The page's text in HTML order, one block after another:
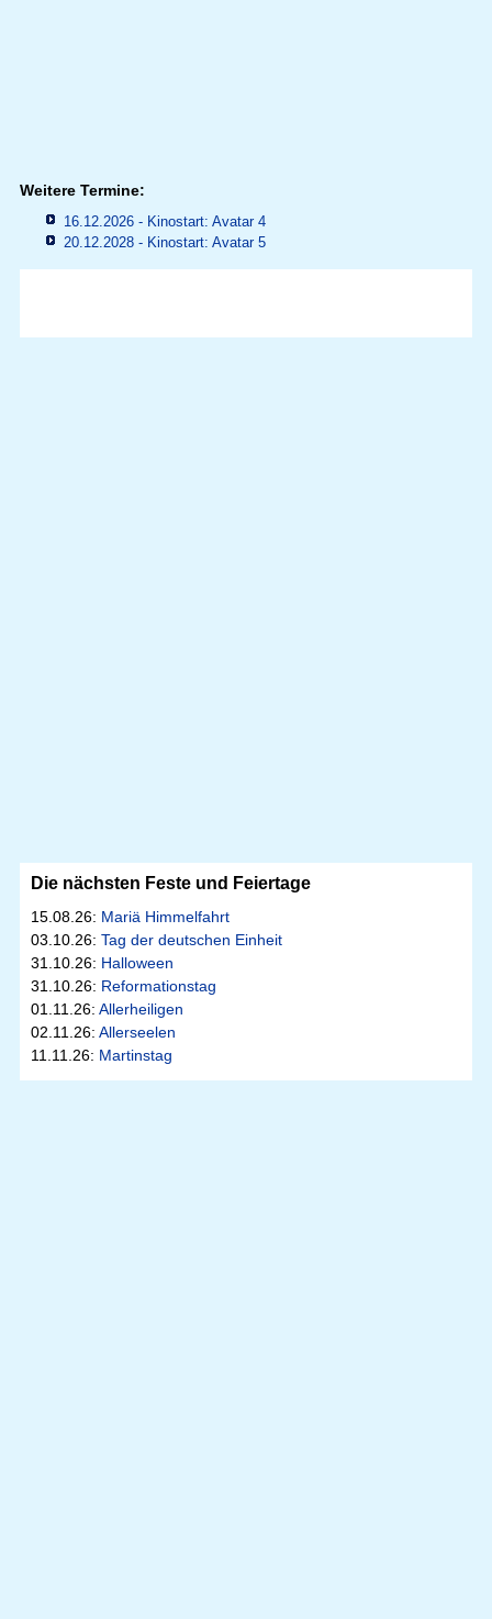
Weitere Termine:
16.12.2026 - Kinostart: Avatar 4
20.12.2028 - Kinostart: Avatar 5
Die nächsten Feste und Feiertage
15.08.26: Mariä Himmelfahrt
03.10.26: Tag der deutschen Einheit
31.10.26: Halloween
31.10.26: Reformationstag
01.11.26: Allerheiligen
02.11.26: Allerseelen
11.11.26: Martinstag